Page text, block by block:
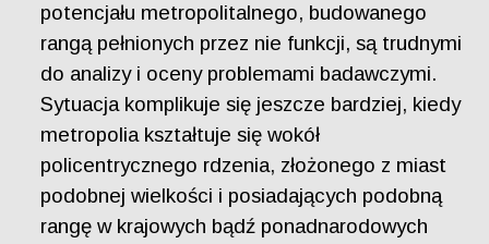
potencjału metropolitalnego, budowanego
rangą pełnionych przez nie funkcji, są trudnymi
do analizy i oceny problemami badawczymi.
Sytuacja komplikuje się jeszcze bardziej, kiedy
metropolia kształtuje się wokół
policentrycznego rdzenia, złożonego z miast
podobnej wielkości i posiadających podobną
rangę w krajowych bądź ponadnarodowych